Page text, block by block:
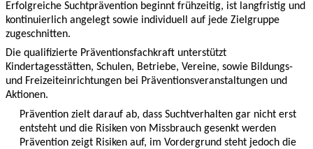
Erfolgreiche Suchtprävention beginnt frühzeitig, ist langfristig und
kontinuierlich angelegt sowie individuell auf jede Zielgruppe
zugeschnitten.
Die qualifizierte Präventionsfachkraft unterstützt
Kindertagesstätten, Schulen, Betriebe, Vereine, sowie Bildungs-
und Freizeiteinrichtungen bei Präventionsveranstaltungen und
Aktionen.
Prävention zielt darauf ab, dass Suchtverhalten gar nicht erst
entsteht und die Risiken von Missbrauch gesenkt werden
Prävention zeigt Risiken auf, im Vordergrund steht jedoch die